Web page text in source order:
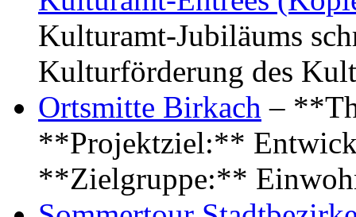
Kulturamt-Jubiläums
Kulturförderung des
Ortsmitte Birkach –
**Projektziel:**
**Zielgruppe:**